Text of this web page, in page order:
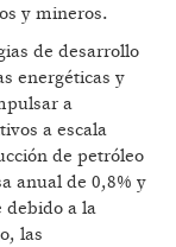
y mineros.
de desarrollo
energéticas y
a
a escala
de petróleo
anual de 0,8% y
debido a la
las